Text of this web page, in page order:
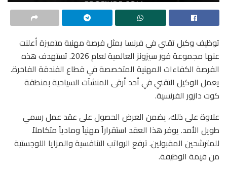
توظيف وكيل تقني في فرنسا يمثل فرصة مهنية متميزة أعلنت
عنها مجموعة فور سيزونز العالمية لعام 2026. تستهدف هذه
الفرصة الكفاءات المهنية المتخصصة في قطاع الفندقة الفاخرة.
يعمل الوكيل التقني في أحد أرقى المنشآت السياحية بمنطقة
كوت دازور الفرنسية.
علاوة على ذلك، يضمن العرض الحصول على عقد عمل رسمي
طويل الأمد. يوفر هذا العقد استقراراً مهنياً ومادياً متكاملاً
للمترشحين المقبولين. ترفع الرواتب التنافسية والمزايا اللوجستية
من قيمة الوظيفة.